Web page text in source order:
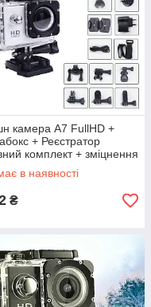
камера A7 FullHD +
+ Реєстратор
комплект + зміцнення
СЕРЕБРО
в наявності
₴